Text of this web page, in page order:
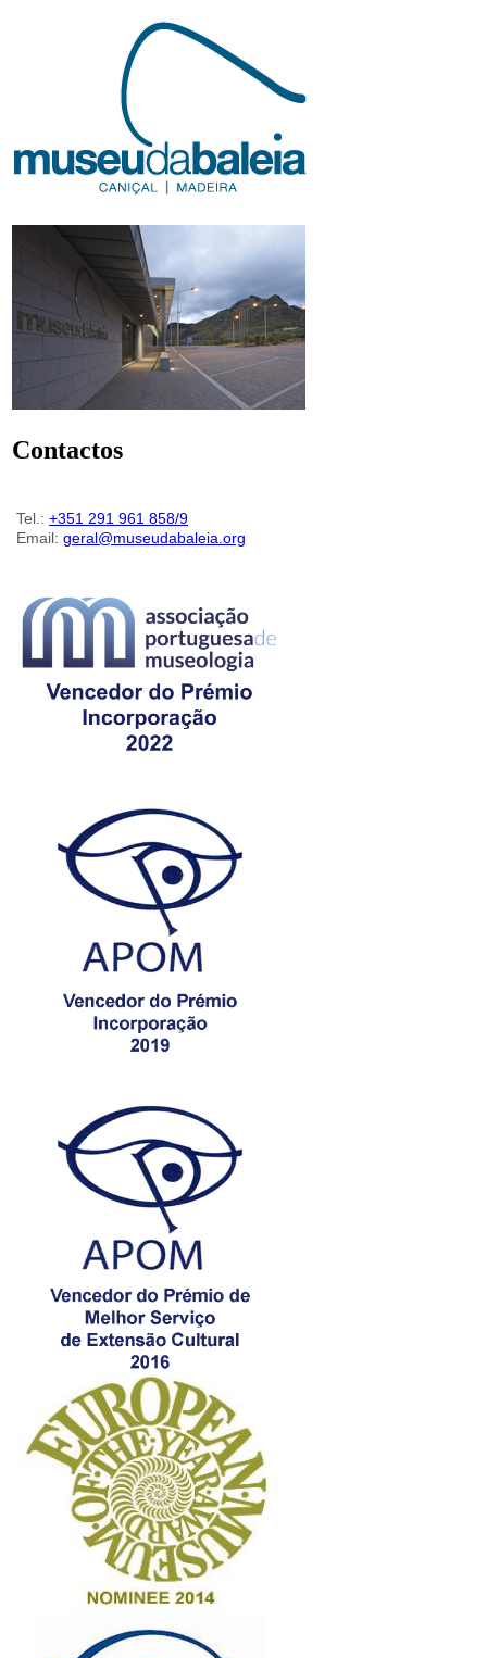
Contactos
Tel.: +351 291 961 858/9
Email: geral@museudabaleia.org